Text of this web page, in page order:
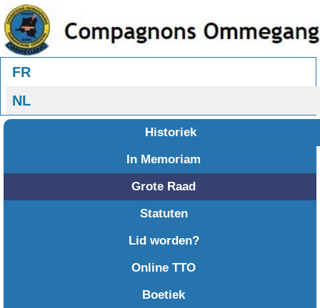
Selecteer uw taal
FR
NL
Historiek
In Memoriam
Grote Raad
Statuten
Lid worden?
Online TTO
Boetiek